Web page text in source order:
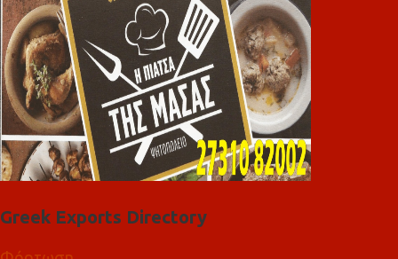
Greek Exports Directory